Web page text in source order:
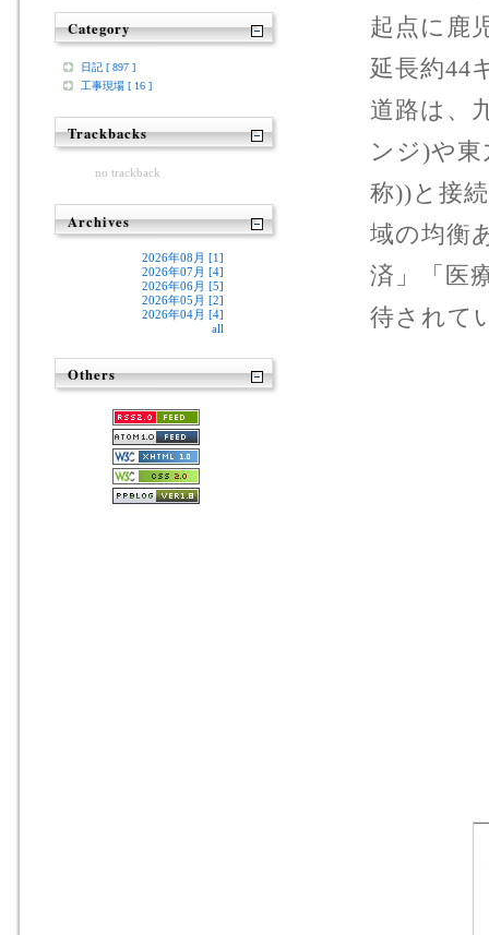
起点に鹿
延長約44
道路は、
ンジ)や
称))と接
域の均衡
済」「医
待されて
Category
日記 [ 897 ]
工事現場 [ 16 ]
Trackbacks
no trackback
Archives
2026年08月 [1]
2026年07月 [4]
2026年06月 [5]
2026年05月 [2]
2026年04月 [4]
all
Others